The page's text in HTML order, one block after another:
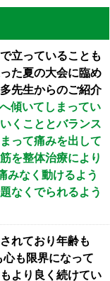
立っていることも
た夏の大会に臨め
先生からのご紹介
傾いてしまってい
くこととバランス
って痛みを出して
を整体治療により
みなく動けるよう
なくでられるよう
れており年齢も
も限界になって
より良く続けてい